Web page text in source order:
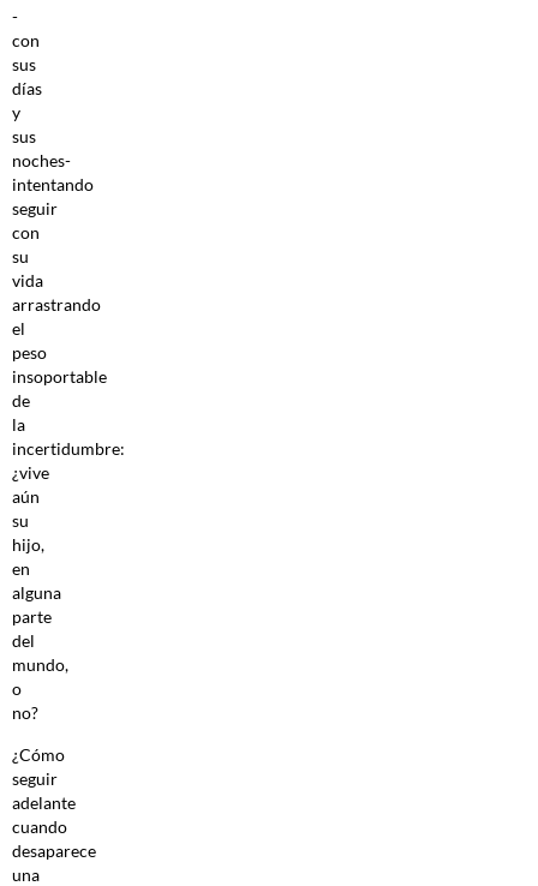
-
con
sus
días
y
sus
noches-
intentando
seguir
con
su
vida
arrastrando
el
peso
insoportable
de
la
incertidumbre:
¿vive
aún
su
hijo,
en
alguna
parte
del
mundo,
o
no?
¿Cómo
seguir
adelante
cuando
desaparece
una